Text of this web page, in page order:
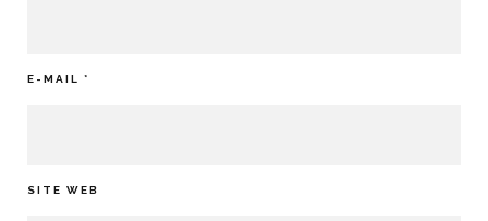
E-MAIL *
SITE WEB